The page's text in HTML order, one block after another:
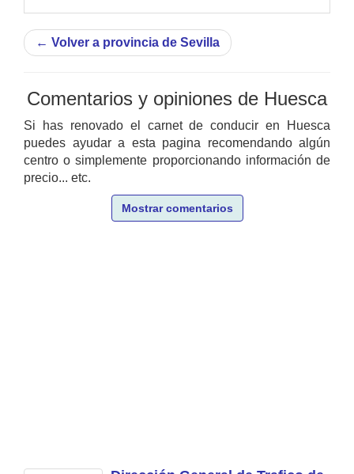
← Volver a provincia de Sevilla
Comentarios y opiniones de Huesca
Si has renovado el carnet de conducir en Huesca
puedes ayudar a esta pagina recomendando algún
centro o simplemente proporcionando información de
precio... etc.
Mostrar comentarios